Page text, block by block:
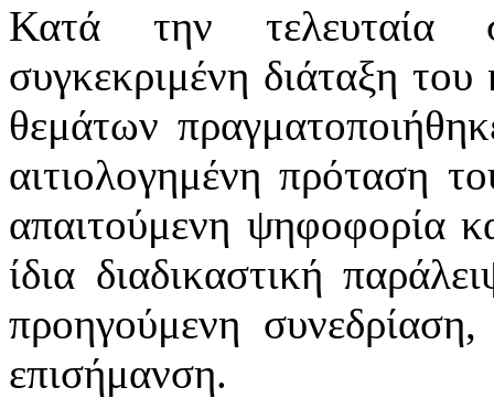
Κατά την τελευταία
συγκεκριμένη διάταξη
θεμάτων
αιτιολογημένη πρόταση
απαιτούμενη ψηφοφορία
ίδια διαδικαστική
προηγούμενη
επισήμανση.